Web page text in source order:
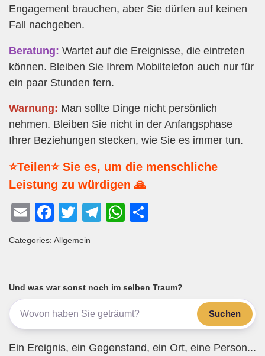
Engagement brauchen, aber Sie dürfen auf keinen
Fall nachgeben.
Beratung: Wartet auf die Ereignisse, die eintreten
können. Bleiben Sie Ihrem Mobiltelefon auch nur für
ein paar Stunden fern.
Warnung: Man sollte Dinge nicht persönlich
nehmen. Bleiben Sie nicht in der Anfangsphase
Ihrer Beziehungen stecken, wie Sie es immer tun.
⭐Teilen⭐ Sie es, um die menschliche
Leistung zu würdigen 🙏
E
ail
F
c
b
o
o
k
T
tt
T
a
m
W
A
p
p
Categories: Allgemein
Und was war sonst noch im selben Traum?
Suchen
Ein Ereignis, ein Gegenstand, ein Ort, eine Person...